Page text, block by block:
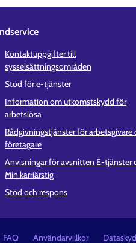
Kontaktuppgifter till
sysselsättningsområden
Stöd för e-tjänster
Information om utkomstskydd för
arbetslösa
Rådgivningstjänster för arbetsgivare
företagare
Anvisningar för avsnitten E-tjänster
Min karriärstig
Stöd och respons
FAQ Användarvillkor